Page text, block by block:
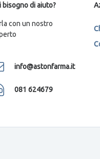
bisogno di aiuto?
con un nostro
info@astonfarma.it
081 624679